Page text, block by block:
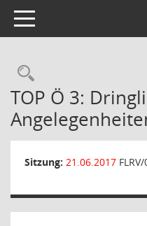
Toggle navigation
TOP Ö 3:
Sitzung: 21.06.2017